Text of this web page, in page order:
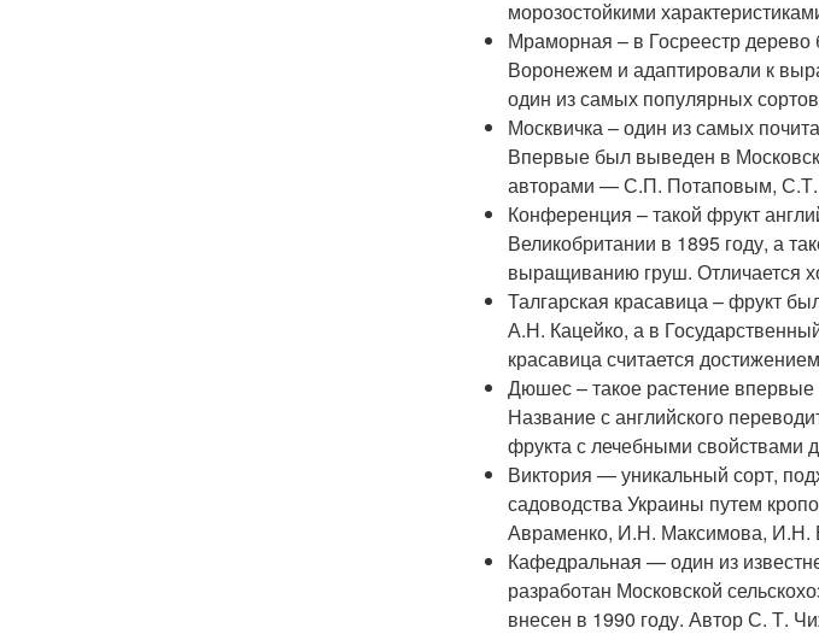
морозостойкими
Мраморная – в Госреестр дерево
Воронежем и адаптировали к
один из самых популярных
Москвичка – один из самых
Впервые был выведен в
авторами — С.П. Потаповым,
Конференция – такой фрукт
Великобритании в 1895 году, а
выращиванию груш. Отличается
Талгарская красавица – фрукт
А.Н. Кацейко, а в
красавица считается
Дюшес – такое растение
Название с английского
фрукта с лечебными свойствами
Виктория — уникальный сорт,
садоводства Украины путем
Авраменко, И.Н. Максимова, И.Н.
Кафедральная — один из
разработан Московской
внесен в 1990 году. Автор С. Т.